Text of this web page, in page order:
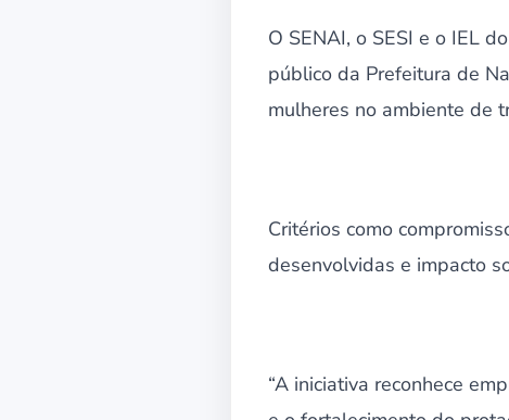
O SENAI, o SESI e o IEL
público da Prefeitura de
mulheres no ambiente de
Critérios como
desenvolvidas e impacto
“A iniciativa reconhece